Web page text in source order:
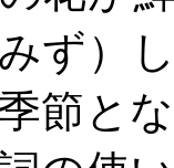
ず）
節と